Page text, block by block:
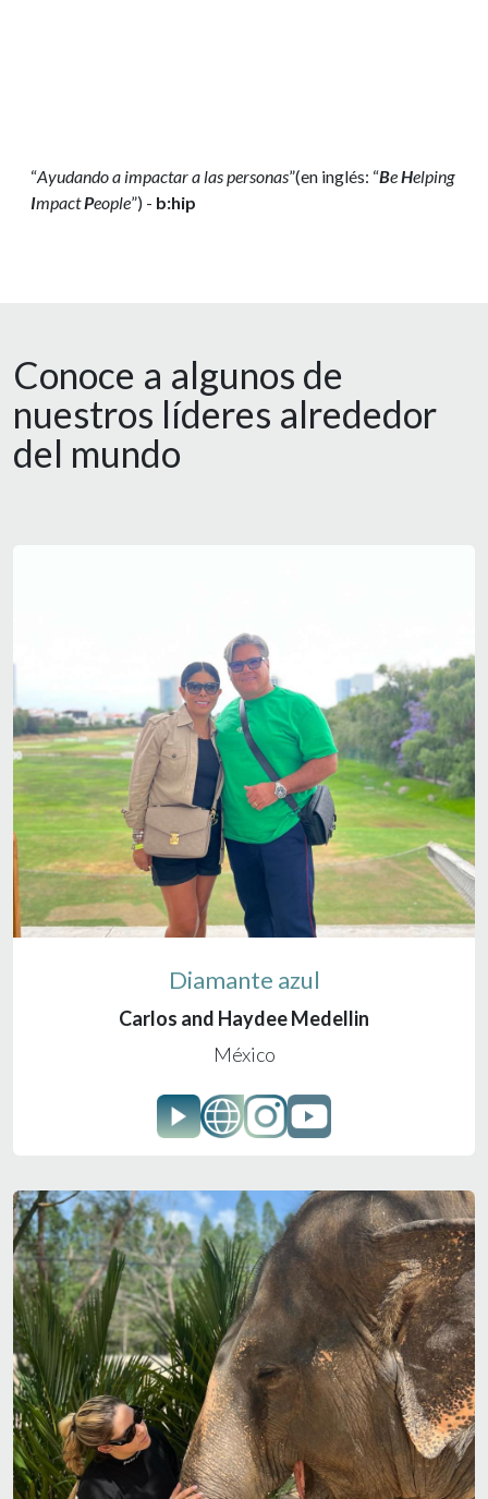
“Ayudando a impactar a las personas”(en inglés: “BeHelping
ImpactPeople”) - b:hip
Conoce a algunos de
nuestros líderes alrededor
del mundo
Diamante azul
Carlos and Haydee Medellin
México